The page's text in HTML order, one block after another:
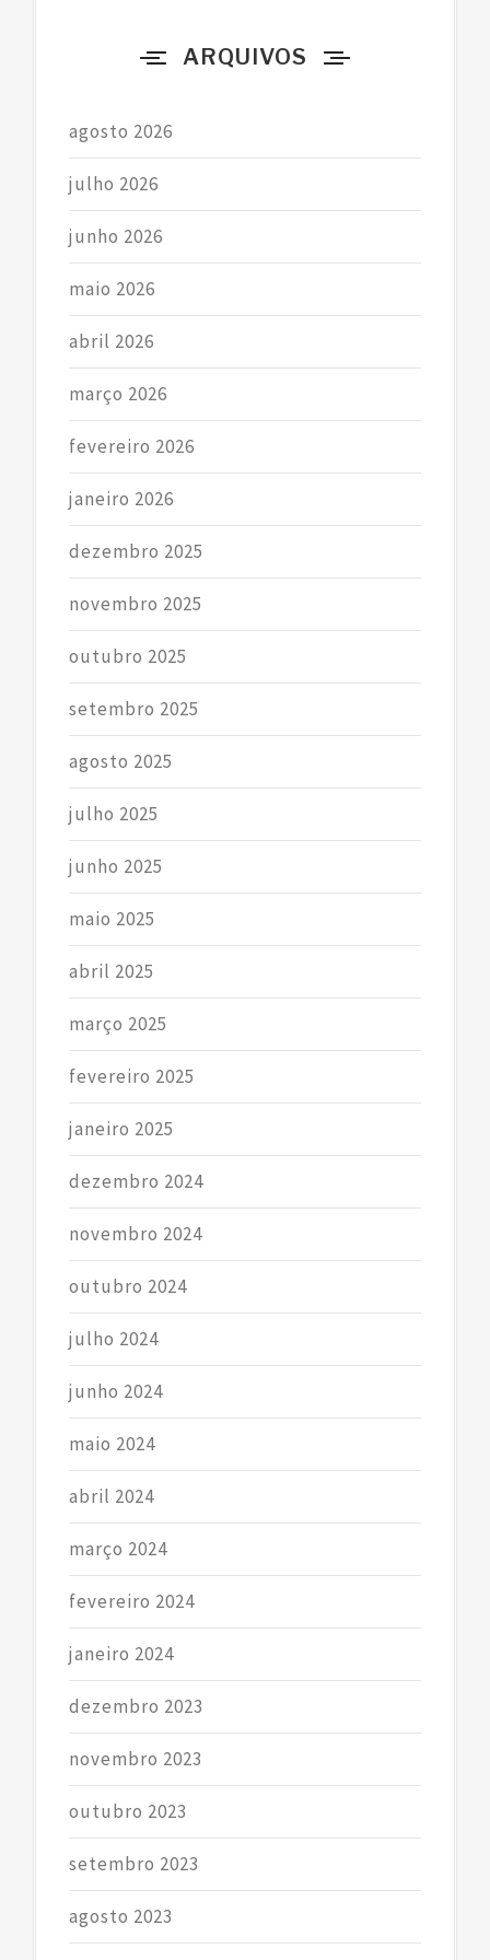
ARQUIVOS
agosto 2026
julho 2026
junho 2026
maio 2026
abril 2026
março 2026
fevereiro 2026
janeiro 2026
dezembro 2025
novembro 2025
outubro 2025
setembro 2025
agosto 2025
julho 2025
junho 2025
maio 2025
abril 2025
março 2025
fevereiro 2025
janeiro 2025
dezembro 2024
novembro 2024
outubro 2024
julho 2024
junho 2024
maio 2024
abril 2024
março 2024
fevereiro 2024
janeiro 2024
dezembro 2023
novembro 2023
outubro 2023
setembro 2023
agosto 2023